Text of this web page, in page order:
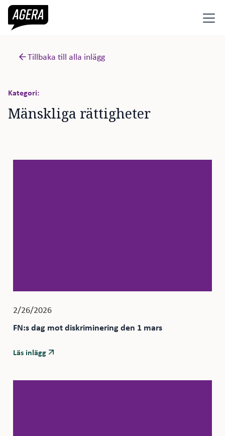
Tillbaka till alla inlägg
Kategori:
Mänskliga rättigheter
2/26/2026
FN:s dag mot diskriminering den 1 mars
Läs inlägg